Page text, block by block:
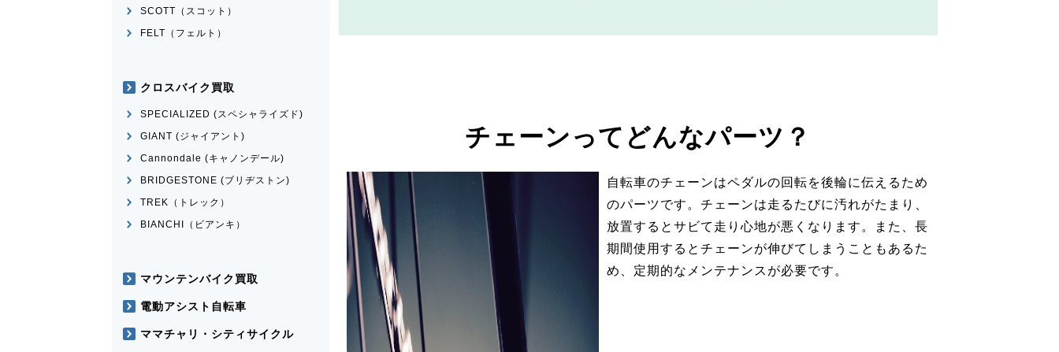
チェーンってどんなパーツ？
自転車のチェーンはペダルの回転を後輪に伝えるため
のパーツです。チェーンは走るたびに汚れがたまり、
放置するとサビて走り心地が悪くなります。また、長
期間使用するとチェーンが伸びてしまうこともあるた
め、定期的なメンテナンスが必要です。
SCOTT（スコット）
FELT（フェルト）
クロスバイク買取
SPECIALIZED (スペシャライズド)
GIANT (ジャイアント)
Cannondale (キャノンデール)
BRIDGESTONE (ブリヂストン)
TREK（トレック）
BIANCHI（ビアンキ）
マウンテンバイク買取
電動アシスト自転車
ママチャリ・シティサイクル